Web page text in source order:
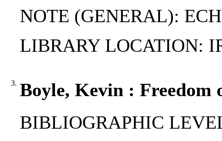
NOTE (GENERAL):
LIBRARY LOCATION:
3. Boyle, Kevin : Freedom
BIBLIOGRAPHIC